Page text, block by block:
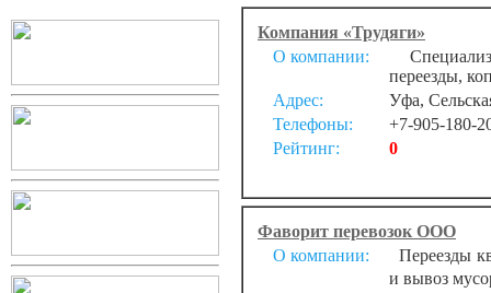
Компания «Трудяги»
О компании:
переезды,
Адрес:
Уфа,
Телефоны:
+7-905-180-
Рейтинг:
0
Фаворит перевозок ООО
О компании:
Переезды
и вывоз